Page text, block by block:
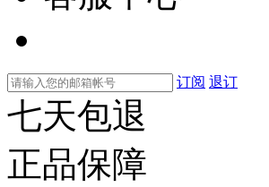
订阅 退订
七天包退
正品保障